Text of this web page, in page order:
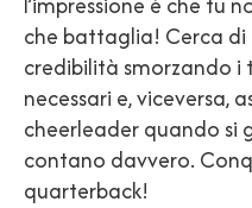
che battaglia! Cerca di
credibilità smorzando i
necessari e, viceversa,
cheerleader quando si
contano davvero.
quarterback!